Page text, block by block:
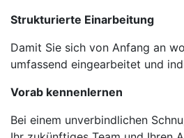
Strukturierte Einarbeitung
Damit Sie sich von Anfang an
umfassend eingearbeitet und
Vorab kennenlernen
Bei einem unverbindlichen